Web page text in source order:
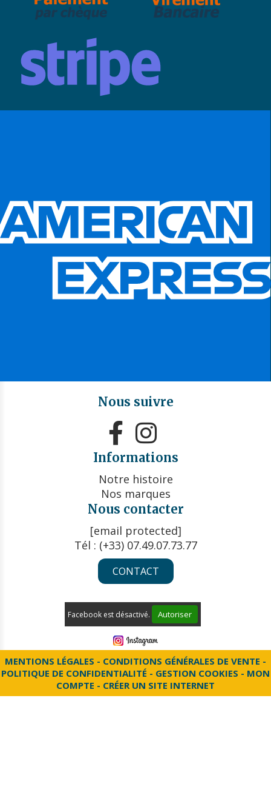
Nous suivre
 
Informations
Notre histoire
Nos marques
Nous contacter
[email protected]
Tél : (+33) 07.49.07.73.77
CONTACT
Facebook est désactivé. Autoriser
MENTIONS LÉGALES
CONDITIONS GÉNÉRALES DE VENTE
POLITIQUE DE CONFIDENTIALITÉ
GESTION COOKIES
MON
COMPTE
CRÉER UN SITE INTERNET